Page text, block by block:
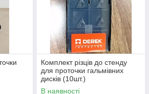
Комплект різців до стенду
для проточки гальмівних
дисків (10шт.)
В наявності